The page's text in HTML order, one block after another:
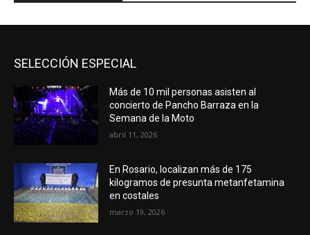
SELECCIÓN ESPECIAL
Más de 10 mil personas asisten al
concierto de Pancho Barraza en la
Semana de la Moto
abril 11, 2026
En Rosario, localizan más de 175
kilogramos de presunta metanfetamina
en costales
marzo 19, 2026